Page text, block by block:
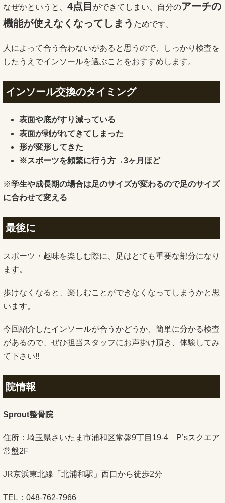
なぜかというと、 4点目 ができてしまい、自分のアーチの
機能が使えなくなってしまう ためです。
人によって合う合わないがあると思うので、しっかり検査を
したうえでインソールを選ぶことをおすすめします。
インソール交換のタイミング
表面や底がすり減っている
表面が剥がれてきてしまった
形が変形してきた
※スポーツを頻繁に行う方→3ヶ月ほど
※学生や成長期の場合は足のサイズが変わるので足のサイズ
に合わせて変える
最後に
スポーツ・趣味を楽しむ際に、足はとても重要な部分になり
ます。
歩けなくなると、 楽しむことができなくなってしまうかと思
います。
今回紹介したインソールが合うかどうか、 簡単に分かる検査
があるので、ぜひ担当スタッフにお声掛け頂き、 体験してみ
て下さい!!
院情報
Sprout整骨院
住所：埼玉県さいたま市浦和区常盤9丁目19-4 P’sスクエア
常盤2F
JR京浜東北線「北浦和駅」西口から徒歩2分
TEL：048-762-7966